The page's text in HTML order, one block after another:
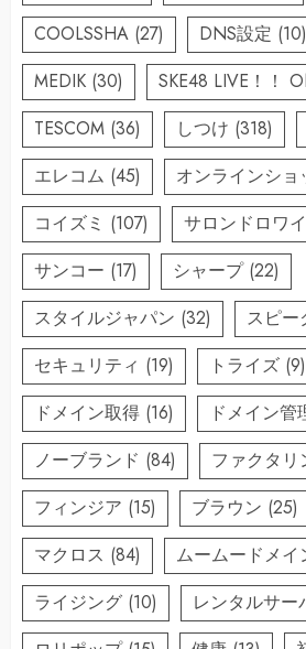
COOLSSHA (27) DNS設定 (10)
MEDIK (30) SKE48 LIVE！！
TESCOM (36) しつけ (318)
エレコム (45) オンラインショ
コイズミ (107) サロンドロワ
サンコー (17) シャープ(22)
スタイルジャパン (32) スピー
セキュリティ (19) トライズ (9)
ドメイン取得 (16) ドメイン管
ノーブランド (84) ファクタリ
フィンジア (15) ブラウン (25)
マクロス (84) ムームードメイ
ライジング (10) レンタルサー